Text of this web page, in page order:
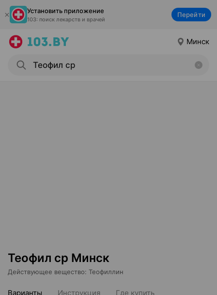
Установить приложение
103: поиск лекарств и врачей
Перейти
Минск
Теофил ср Минск
Действующее вещество: Теофиллин
Варианты Инструкция Где купить